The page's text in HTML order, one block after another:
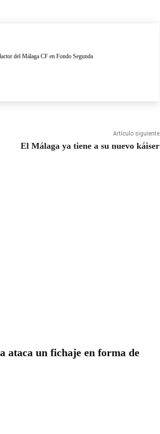
del Málaga CF en Fondo Segunda
Artículo siguiente
El Málaga ya tiene a su nuevo káiser
ataca un fichaje en forma de